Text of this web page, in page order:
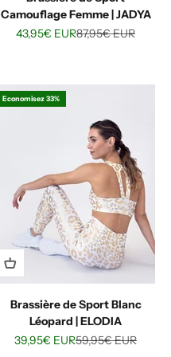
Camouflage Femme | JADYA
Prix de vente
43,95€ EURPrix normal
87,95€ EUR
Economisez 33%
Brassière de Sport Blanc
Léopard | ELODIA
Prix de vente
39,95€ EURPrix normal
59,95€ EUR